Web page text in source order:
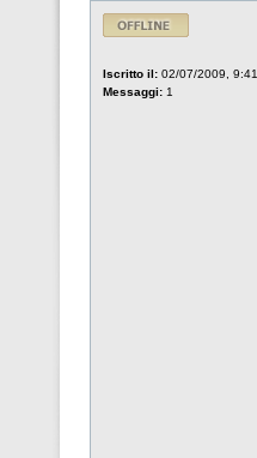
Iscritto il: 02/07/2009, 9:41
Messaggi: 1